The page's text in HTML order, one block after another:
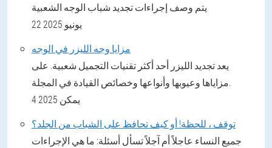
يتم وصف إجراءات تجديد شباب الوجه الشعبية
22 يونيو 2025
مزايا وجه الليزر في الوجه
يعد تجديد الليزر أحد أكثر تقنيات التجميل شعبية. على
مزاياها وعيوبها وأنواعها وخصائص القيادة في المجلة.
4 يمكن 2025
توقف ، للحظة! أو كيف تحافظ على الشباب من الجلد؟
جميع النساء عاجلاً أم آجلاً تسأل أسئلة: ما هي الإجراءات